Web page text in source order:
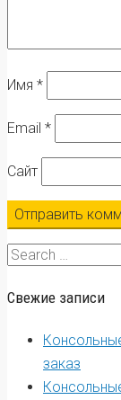
Имя *
Email *
Сайт
Search
Свежие записи
заказ